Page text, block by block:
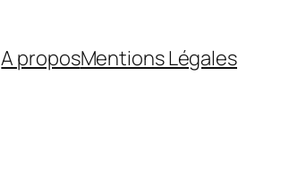
A proposMentions Légales